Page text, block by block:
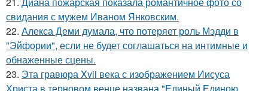
свидания с мужем Иваном Янковским.
22. Алекса Деми думала, что потеряет роль Мэдди в
"Эйфории", если не будет соглашаться на интимные и
обнаженные сцены.
23. Эта гравюра Xvii века с изображением Иисуса